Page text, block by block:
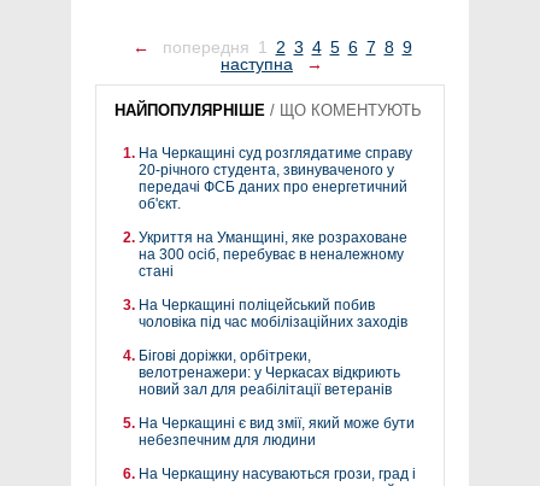
← попередня 1 2 3 4 5 6 7 8 9
наступна
→
НАЙПОПУЛЯРНІШЕ / ЩО КОМЕНТУЮТЬ
На Черкащині суд розглядатиме справу
20-річного студента, звинуваченого у
передачі ФСБ даних про енергетичний
об'єкт.
Укриття на Уманщині, яке розраховане
на 300 осіб, перебуває в неналежному
стані
На Черкащині поліцейський побив
чоловіка під час мобілізаційних заходів
Бігові доріжки, орбітреки,
велотренажери: у Черкасах відкриють
новий зал для реабілітації ветеранів
На Черкащині є вид змії, який може бути
небезпечним для людини
На Черкащину насуваються грози, град і